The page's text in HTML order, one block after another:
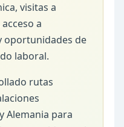
visitas a
a
oportunidades de
laboral.
rutas
Alemania para